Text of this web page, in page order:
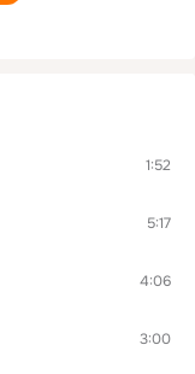
1:52
5:17
4:06
3:00